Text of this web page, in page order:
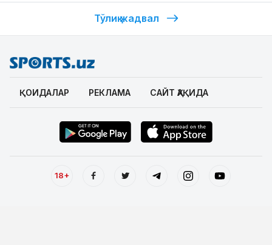
Тўлиқ жадвал
ҚОИДАЛАР РЕКЛАМА САЙТ ҲАҚИДА
18+